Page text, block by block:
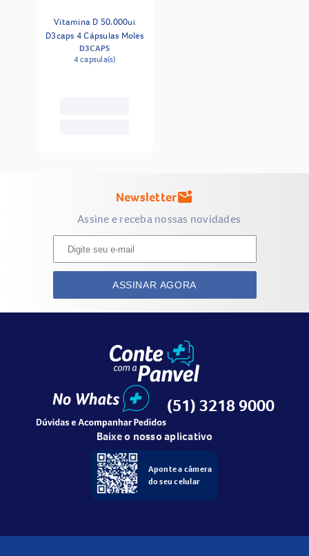
Vitamina D 50.000ui
D3caps 4 Cápsulas Moles
D3CAPS
4 capsula(s)
Newslettermark_email_unread
Assine e receba nossas novidades
ASSINAR AGORA
(51) 3218 9000
Baixe o nosso aplicativo
Aponte a câmera
do seu celular